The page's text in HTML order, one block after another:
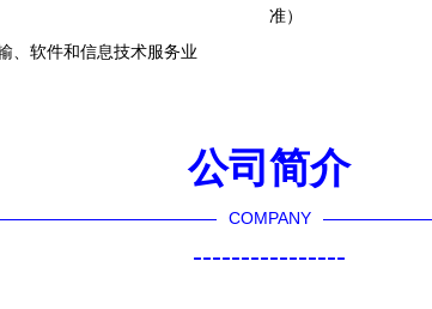
、软件和信息技术服务业
准）
公司简介
COMPANY
----------------